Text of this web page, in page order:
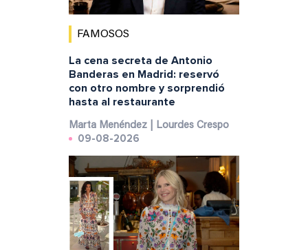
FAMOSOS
La cena secreta de Antonio
Banderas en Madrid: reservó
con otro nombre y sorprendió
hasta al restaurante
Marta Menéndez | Lourdes Crespo
09-08-2026